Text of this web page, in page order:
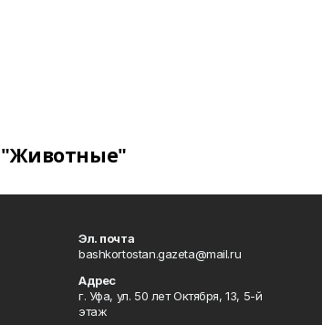
"Животные"
Эл. почта
bashkortostan.gazeta@mail.ru
Адрес
г. Уфа, ул. 50 лет Октября, 13, 5-й
этаж